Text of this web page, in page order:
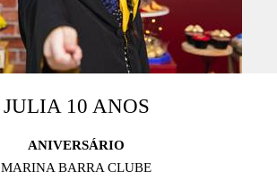
JULIA 10 ANOS
ANIVERSÁRIO
MARINA BARRA CLUBE